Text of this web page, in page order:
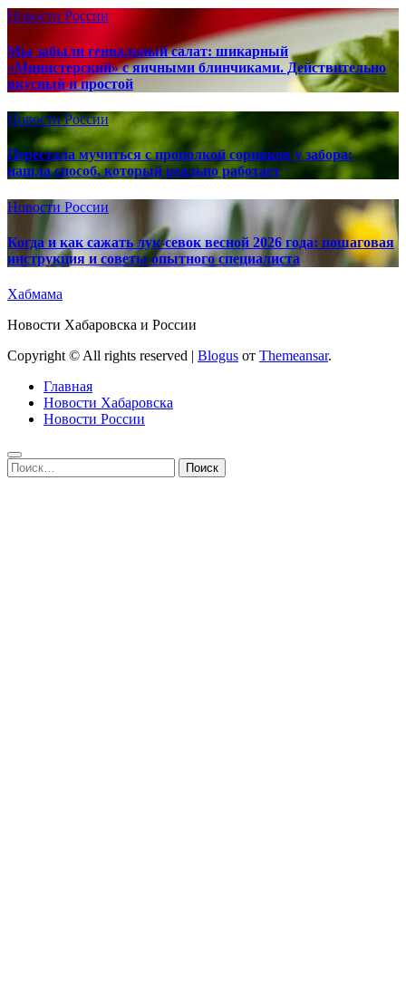
Новости России
Мы забыли гениальный салат: шикарный
«Министерский» с яичными блинчиками. Действительно
вкусный и простой
Новости России
Перестала мучиться с прополкой сорняков у забора:
нашла способ, который реально работает
Новости России
Когда и как сажать лук-севок весной 2026 года: пошаговая
инструкция и советы опытного специалиста
Хабмама
Новости Хабаровска и России
Copyright © All rights reserved | Blogus от Themeansar.
Главная
Новости Хабаровска
Новости России
Найти: